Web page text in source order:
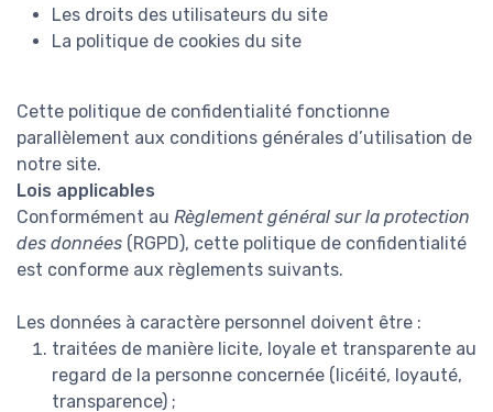
Les droits des utilisateurs du site
La politique de cookies du site
Cette politique de confidentialité fonctionne
parallèlement aux conditions générales d’utilisation de
notre site.
Lois applicables
Conformément au Règlement général sur la protection
des données (RGPD), cette politique de confidentialité
est conforme aux règlements suivants.
Les données à caractère personnel doivent être :
traitées de manière licite, loyale et transparente au
regard de la personne concernée (licéité, loyauté,
transparence) ;